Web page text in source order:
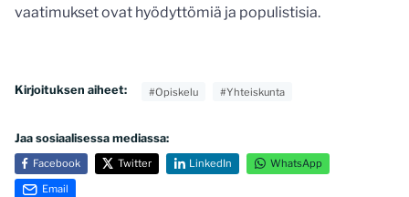
vaatimukset ovat hyödyttömiä ja populistisia.
Kirjoituksen aiheet: #Opiskelu #Yhteiskunta
Jaa sosiaalisessa mediassa:
Facebook Twitter LinkedIn WhatsApp
Email